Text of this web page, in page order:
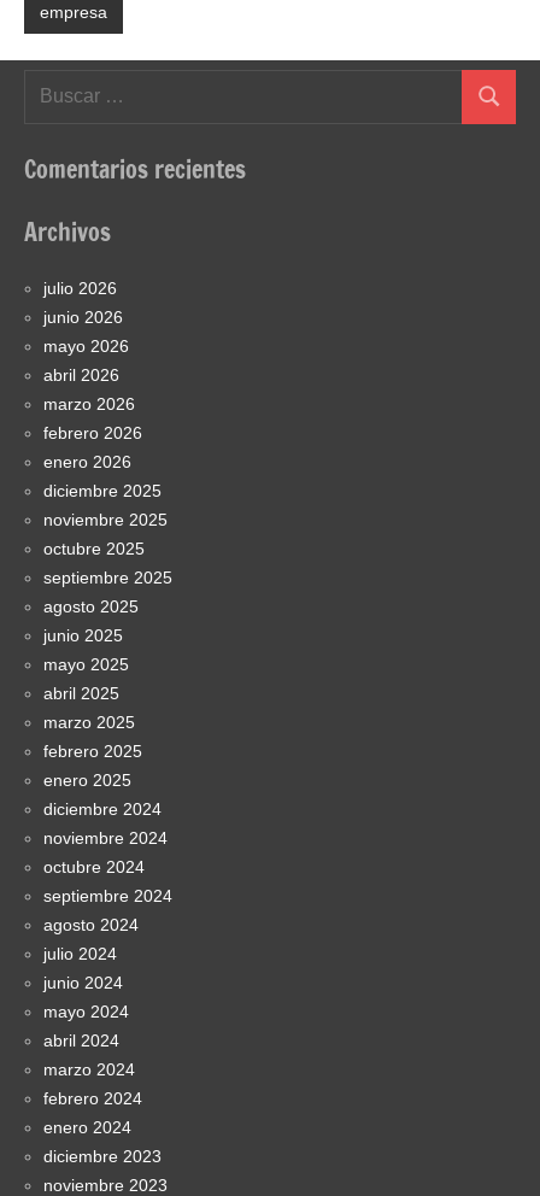
empresa
Buscar
Comentarios recientes
Archivos
julio 2026
junio 2026
mayo 2026
abril 2026
marzo 2026
febrero 2026
enero 2026
diciembre 2025
noviembre 2025
octubre 2025
septiembre 2025
agosto 2025
junio 2025
mayo 2025
abril 2025
marzo 2025
febrero 2025
enero 2025
diciembre 2024
noviembre 2024
octubre 2024
septiembre 2024
agosto 2024
julio 2024
junio 2024
mayo 2024
abril 2024
marzo 2024
febrero 2024
enero 2024
diciembre 2023
noviembre 2023